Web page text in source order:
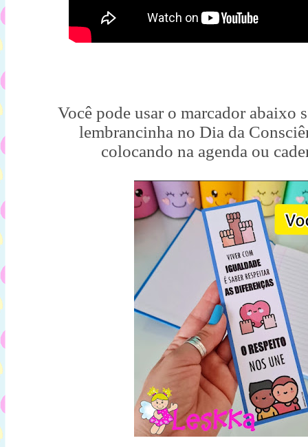
Você pode usar o marcador abaixo
lembrancinha no Dia da
colocando na agenda ou